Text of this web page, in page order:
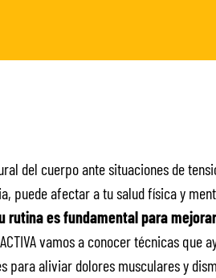
del cuerpo ante situaciones de
puede afectar a tu salud física y
rutina es fundamental para
ACTIVA vamos a conocer técnicas que
para aliviar dolores musculares y